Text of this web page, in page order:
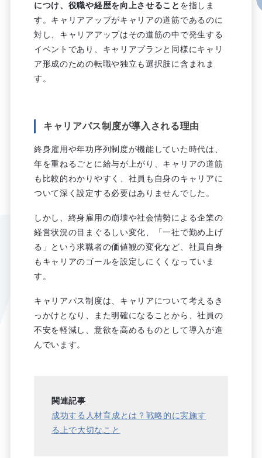
につけ、役職や経歴を向上させること を指しま
す。キャリアアップがキャリアの道筋であるのに
対し、キャリアアップはその道筋の中で発生する
イベントであり、キャリアプランと同様にキャリ
ア形成のための転職や独立も選択肢に含まれま
す。
キャリアパス制度が導入される理由
終身雇用や年功序列制度が機能していた時代は、
年を重ねるごとに給与が上がり、キャリアの道筋
も比較的わかりやすく、社員も自身のキャリアに
ついて深く設定する必要はありませんでした。
しかし、終身雇用の崩壊や社会情勢による企業の
経営状況の目まぐるしい変化、「一社で勤め上げ
る」という求職者の価値観の変化など、社員自身
もキャリアのゴールを設定しにくくなっていま
す。
キャリアパス制度は、キャリアについて考えるき
っかけとなり、また明確になることから、社員の
不安を軽減し、意欲を高めるものとして導入が進
んでいます。
関連記事
成功する人材育成とは？戦略的に実施す
る上で大切なこと